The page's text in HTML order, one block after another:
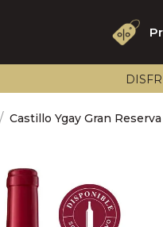
Castillo Ygay Gran